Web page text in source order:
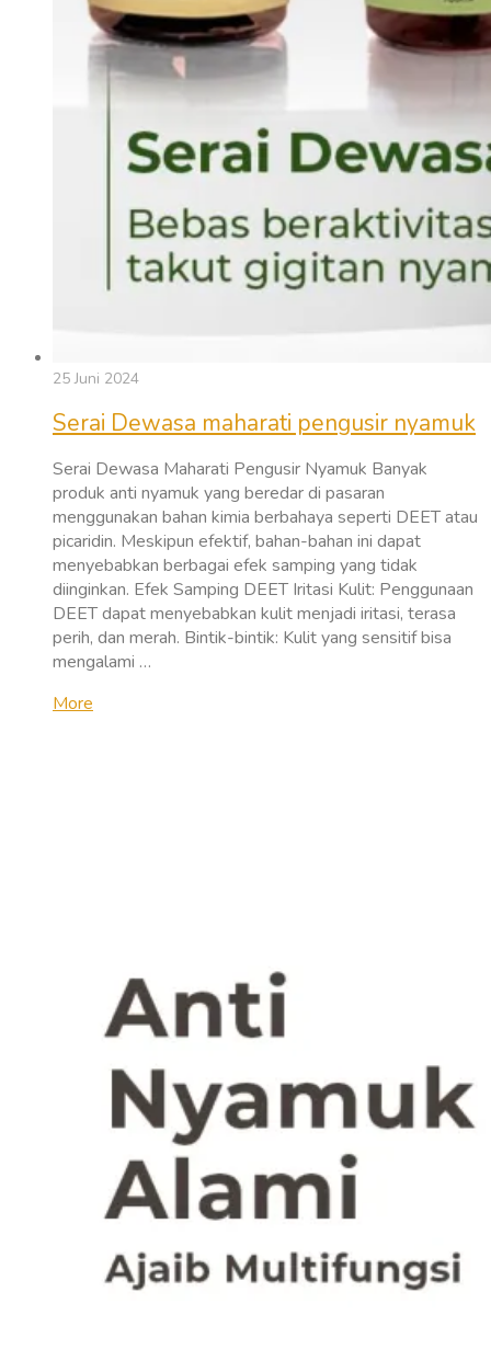
25 Juni 2024
Serai Dewasa maharati pengusir nyamuk
Serai Dewasa Maharati Pengusir Nyamuk Banyak
produk anti nyamuk yang beredar di pasaran
menggunakan bahan kimia berbahaya seperti DEET atau
picaridin. Meskipun efektif, bahan-bahan ini dapat
menyebabkan berbagai efek samping yang tidak
diinginkan. Efek Samping DEET Iritasi Kulit: Penggunaan
DEET dapat menyebabkan kulit menjadi iritasi, terasa
perih, dan merah. Bintik-bintik: Kulit yang sensitif bisa
mengalami …
More